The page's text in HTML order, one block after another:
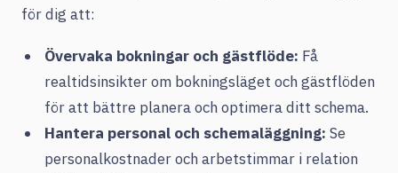
för dig att:
Övervaka bokningar och gästflöde: Få
realtidsinsikter om bokningsläget och gästflöden
för att bättre planera och optimera ditt schema.
Hantera personal och schemaläggning: Se
personalkostnader och arbetstimmar i relation